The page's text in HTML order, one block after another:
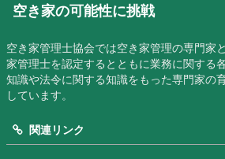
空き家の可能性に挑戦
空き家管理士協会では空き家管理の専門家
家管理士を認定するとともに業務に関する
知識や法令に関する知識をもった専門家の
しています。
関連リンク